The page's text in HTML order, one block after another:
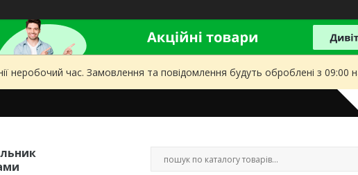
неробочий час. Замовлення та повідомлення будуть оброблені з